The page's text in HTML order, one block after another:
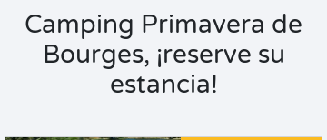
Camping Primavera de
Bourges, ¡reserve su
estancia!